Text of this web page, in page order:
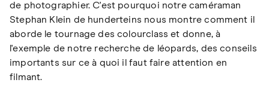
de photographier. C'est pourquoi notre caméraman
Stephan Klein de hunderteins nous montre comment il
aborde le tournage des colourclass et donne, à
l'exemple de notre recherche de léopards, des conseils
importants sur ce à quoi il faut faire attention en
filmant.